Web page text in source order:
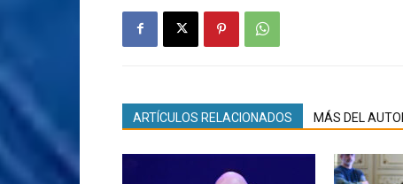
ARTÍCULOS RELACIONADOS MÁS DEL